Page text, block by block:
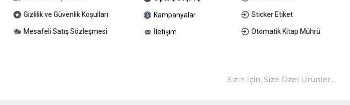
Gizlilik ve Güvenlik Koşulları
Mesafeli Satış Sözleşmesi
Kampanyalar
İletişim
Sticker Etiket
Otomatik Kitap Mührü
Sizin İçin, Size Özel Ürünler...